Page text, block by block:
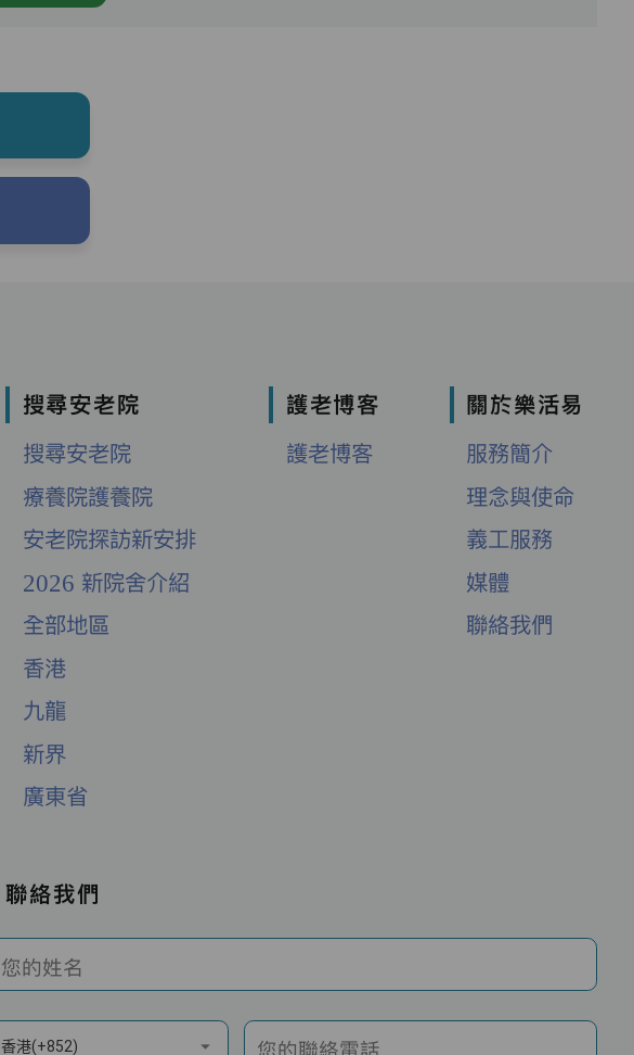
搜尋安老院
搜尋安老院
療養院護養院
安老院探訪新安排
2026 新院舍介紹
全部地區
香港
九龍
新界
廣東省
護老博客
護老博客
關於樂活易
服務簡介
理念與使命
義工服務
媒體
聯絡我們
聯絡我們
您的姓名
香港(+852) 您的聯絡電話